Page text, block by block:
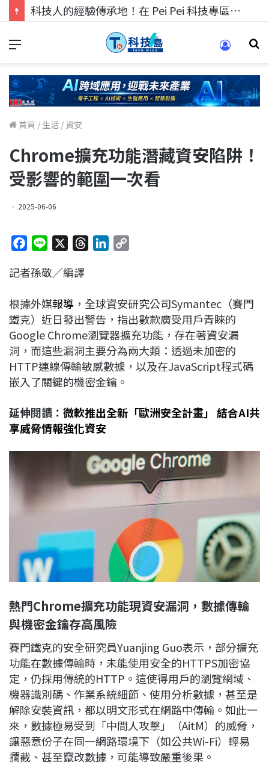
科技人的經驗傳承地！在 Pei Pei 科技專區，與學弟妹交流最硬核的技術
首頁 / 生活 / 資安
Chrome擴充功能潛藏資安陷阱！
受影響的範圍一次看
2025-06-06
c
b
o
o
k
n
a
d
s
e
d
I
n
L
i
n
k
記者孫敬／編譯
根據外媒報導 ，全球資安研究公司Symantec（賽門
鐵克）近日發出警告，指出數款廣受用戶青睞的
Google Chrome瀏覽器擴充功能，存在著資安漏
洞，而這些漏洞主要分為兩大類：透過未加密的
HTTP連線傳輸敏感數據，以及在JavaScript程式碼
嵌入了關鍵的機密金鑰。
延伸閱讀： 微軟推出全新「歐洲安全計畫」 結合AI共
享威脅情報強化資安
熱門Chrome擴充功能現資安漏洞，數據傳輸
與機密金鑰存高風險
賽門鐵克的安全研究員Yuanjing Guo表示，部分擴充
功能在數據傳輸時，未能使用安全的HTTPS加密協
定，仍採用傳統的HTTP。這使得用戶的瀏覽網域、
機器識別碼、作業系統細節、使用分析數據，甚至是
解除安裝資訊，都以明文形式在網路中傳輸。如此一
來，數據極易受到「中間人攻擊」（AitM）的威脅，
讓惡意份子在同一網路環境下（如公共Wi-Fi）輕易
攔截、甚至竄改數據，可能導致嚴重後果。